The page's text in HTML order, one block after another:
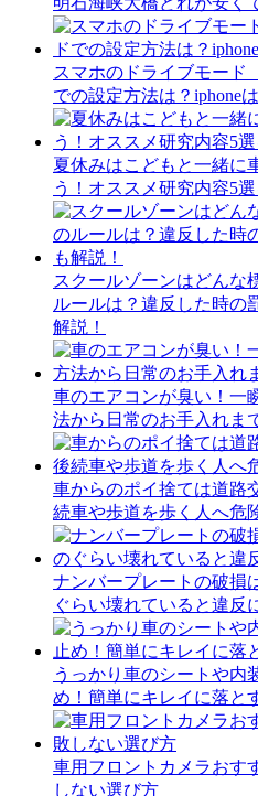
スマホのドライブモード
での設定方法は？iphone
夏休みはこどもと一緒に
う！オススメ研究内容5
スクールゾーンはどんな
ルールは？違反した時の
解説！
車のエアコンが臭い！一
法から日常のお手入れま
車からのポイ捨ては道路
続車や歩道を歩く人へ危
ナンバープレートの破損
ぐらい壊れていると違反
うっかり車のシートや内
め！簡単にキレイに落と
車用フロントカメラおす
しない選び方